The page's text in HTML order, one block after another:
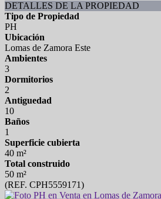
DETALLES DE LA PROPIEDAD
Tipo de Propiedad
PH
Ubicación
Lomas de Zamora Este
Ambientes
3
Dormitorios
2
Antiguedad
10
Baños
1
Superficie cubierta
40 m²
Total construido
50 m²
(REF. CPH5559171)